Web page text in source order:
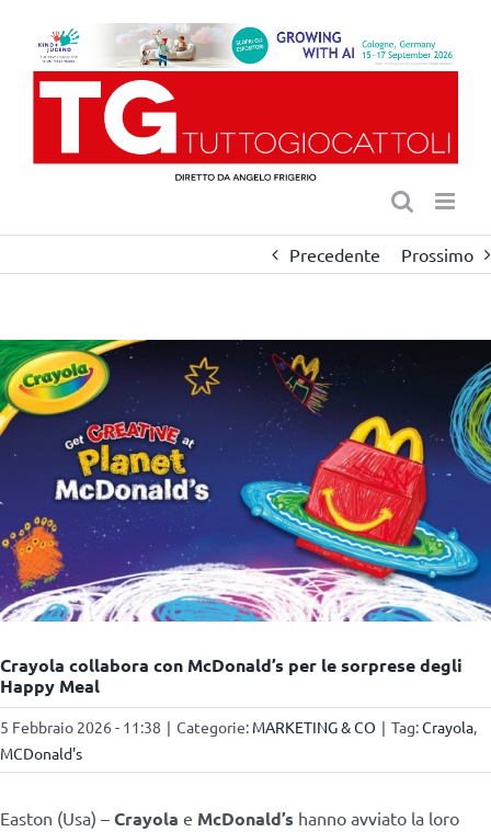
contenuto
Precedente Prossimo
Crayola collabora con McDonald’s per le sorprese degli
Happy Meal
5 Febbraio 2026 - 11:38 | Categorie: MARKETING & CO | Tag:Crayola,
MCDonald's
Easton (Usa) – Crayola e McDonald’s hanno avviato la loro